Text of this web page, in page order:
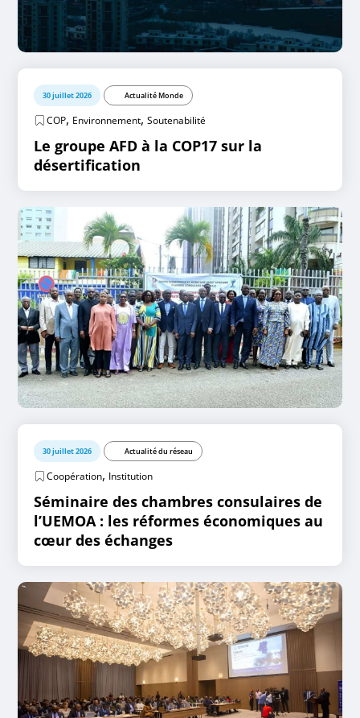
30 juillet 2026 Actualité Monde
COP, Environnement,Soutenabilité
Le groupe AFD à la COP17 sur la
désertification
30 juillet 2026 Actualité du réseau
Coopération, Institution
Séminaire des chambres consulaires de
l’UEMOA : les réformes économiques au
cœur des échanges